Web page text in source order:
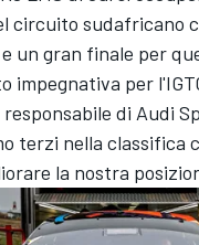
circuito sudafricano
un gran finale per
impegnativa per
responsabile di Audi
terzi nella
la nostra